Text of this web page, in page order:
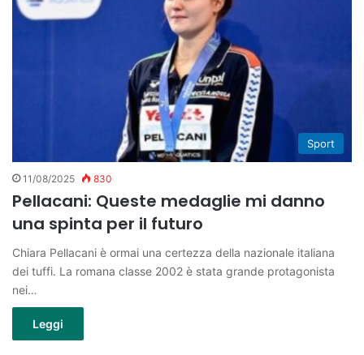
Sport
11/08/2025 830
Pellacani: Queste medaglie mi danno
una spinta per il futuro
Chiara Pellacani è ormai una certezza della nazionale italiana
dei tuffi. La romana classe 2002 è stata grande protagonista
nei…
Leggi